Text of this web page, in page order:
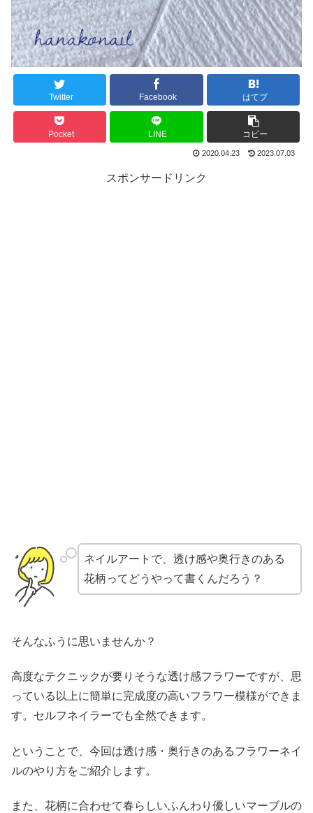
Twitter Facebook はてブ
Pocket LINE コピー
2020.04.23 2023.07.03
スポンサードリンク
ネイルアートで、透け感や奥行きのある
花柄ってどうやって書くんだろう？
そんなふうに思いませんか？
高度なテクニックが要りそうな透け感フラワーですが、思
っている以上に簡単に完成度の高いフラワー模様ができま
す。セルフネイラーでも全然できます。
ということで、今回は透け感・奥行きのあるフラワーネイ
ルのやり方をご紹介します。
また、花柄に合わせて春らしいふんわり優しいマーブルの